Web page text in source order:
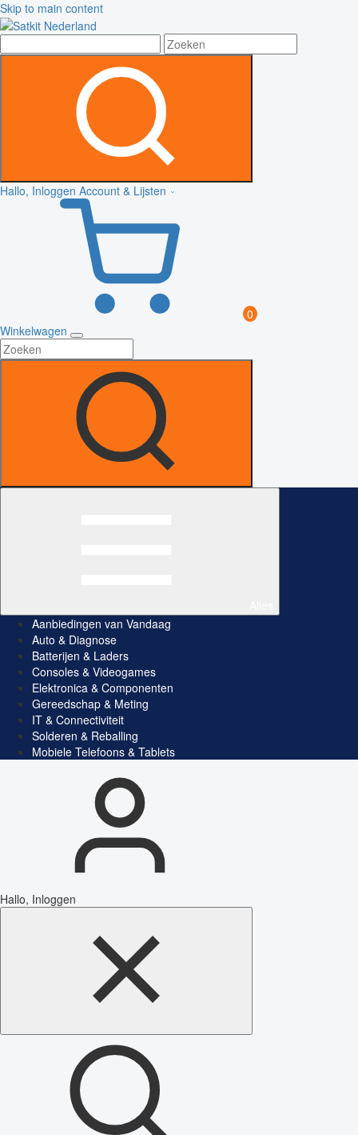
Skip to main content
Hallo, Inloggen Account & Lijsten
0
Winkelwagen
Aanbiedingen van Vandaag
Auto & Diagnose
Batterijen & Laders
Consoles & Videogames
Elektronica & Componenten
Gereedschap & Meting
IT & Connectiviteit
Solderen & Reballing
Mobiele Telefoons & Tablets
Hallo, Inloggen